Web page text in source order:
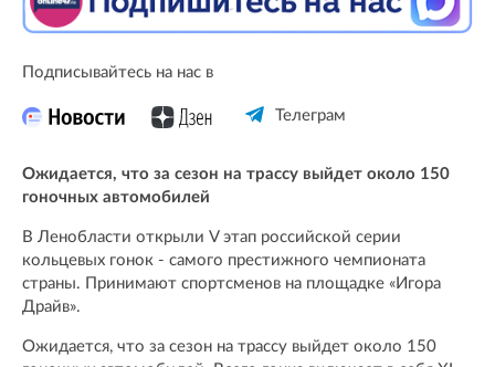
Подписывайтесь на нас в
Телеграм
Ожидается, что за сезон на трассу выйдет около 150
гоночных автомобилей
В Ленобласти открыли V этап российской серии
кольцевых гонок - самого престижного чемпионата
страны. Принимают спортсменов на площадке «Игора
Драйв».
Ожидается, что за сезон на трассу выйдет около 150